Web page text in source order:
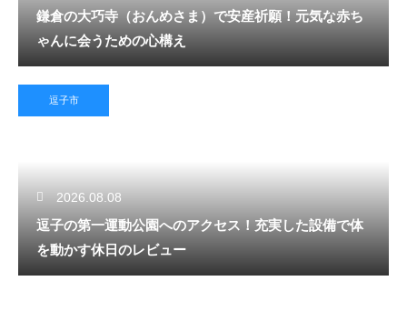
鎌倉の大巧寺（おんめさま）で安産祈願！元気な赤ち
ゃんに会うための心構え
逗子市
2026.08.08
逗子の第一運動公園へのアクセス！充実した設備で体
を動かす休日のレビュー